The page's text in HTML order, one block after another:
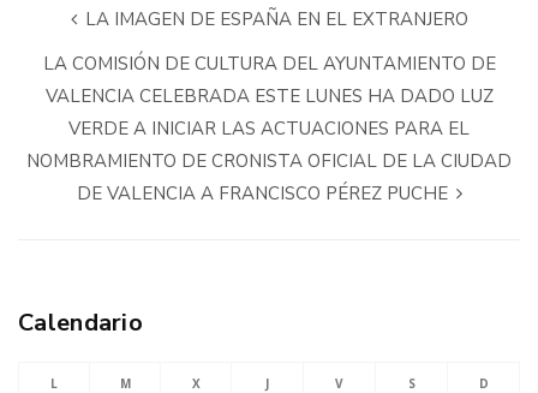
LA IMAGEN DE ESPAÑA EN EL EXTRANJERO
LA COMISIÓN DE CULTURA DEL AYUNTAMIENTO DE
VALENCIA CELEBRADA ESTE LUNES HA DADO LUZ
VERDE A INICIAR LAS ACTUACIONES PARA EL
NOMBRAMIENTO DE CRONISTA OFICIAL DE LA CIUDAD
DE VALENCIA A FRANCISCO PÉREZ PUCHE
Calendario
L M X J V S D